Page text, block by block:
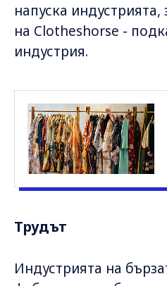
напуска
на Clotheshorse -
индустрия.
Трудът
Индустрията на